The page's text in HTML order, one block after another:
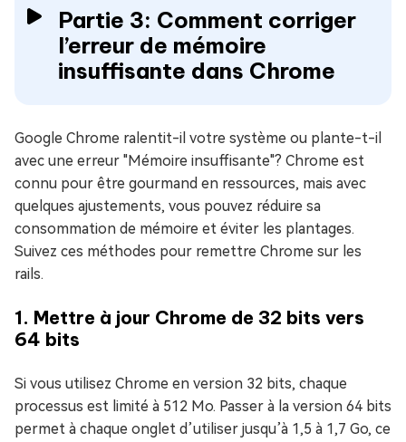
Partie 3: Comment corriger
l’erreur de mémoire
insuffisante dans Chrome
Google Chrome ralentit-il votre système ou plante-t-il
avec une erreur "Mémoire insuffisante"? Chrome est
connu pour être gourmand en ressources, mais avec
quelques ajustements, vous pouvez réduire sa
consommation de mémoire et éviter les plantages.
Suivez ces méthodes pour remettre Chrome sur les
rails.
1. Mettre à jour Chrome de 32 bits vers
64 bits
Si vous utilisez Chrome en version 32 bits, chaque
processus est limité à 512 Mo. Passer à la version 64 bits
permet à chaque onglet d’utiliser jusqu’à 1,5 à 1,7 Go, ce